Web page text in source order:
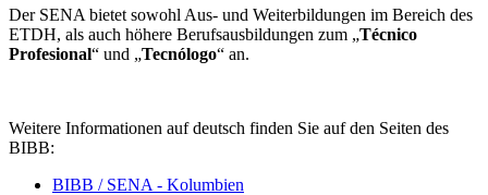
Der SENA bietet sowohl Aus- und Weiterbildungen im Bereich des
ETDH, als auch höhere Berufsausbildungen zum „Técnico
Profesional“ und „Tecnólogo“ an.
Weitere Informationen auf deutsch finden Sie auf den Seiten des
BIBB:
BIBB / SENA - Kolumbien